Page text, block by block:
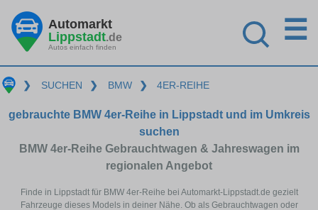
Automarkt
Lippstadt.de
Autos einfach finden
☰
❯ SUCHEN ❯ BMW ❯ 4ER-REIHE
gebrauchte BMW 4er-Reihe in Lippstadt und im Umkreis
suchen
BMW 4er-Reihe Gebrauchtwagen & Jahreswagen im
regionalen Angebot
Finde in Lippstadt für BMW 4er-Reihe bei Automarkt-Lippstadt.de gezielt
Fahrzeuge dieses Models in deiner Nähe. Ob als Gebrauchtwagen oder